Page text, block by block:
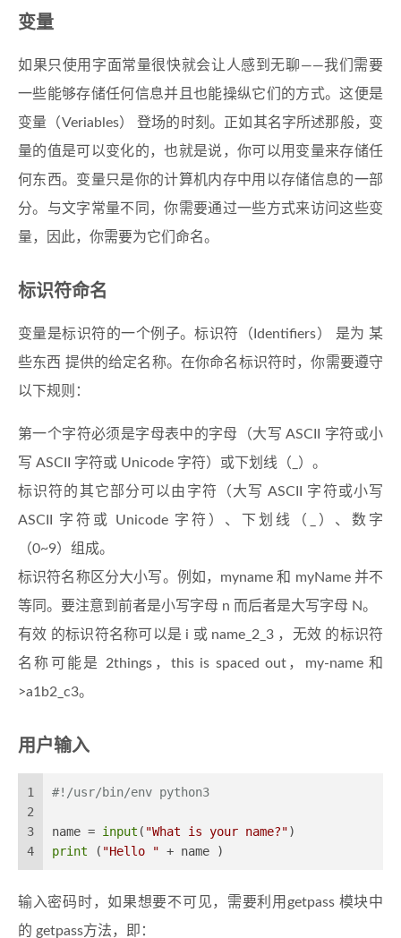
变量
如果只使用字面常量很快就会让人感到无聊——我们需要
一些能够存储任何信息并且也能操纵它们的方式。这便是
变量（Veriables） 登场的时刻。正如其名字所述那般，变
量的值是可以变化的，也就是说，你可以用变量来存储任
何东西。变量只是你的计算机内存中用以存储信息的一部
分。与文字常量不同，你需要通过一些方式来访问这些变
量，因此，你需要为它们命名。
标识符命名
变量是标识符的一个例子。标识符（Identifiers） 是为 某
些东西 提供的给定名称。在你命名标识符时，你需要遵守
以下规则：
第一个字符必须是字母表中的字母（大写 ASCII 字符或小
写 ASCII 字符或 Unicode 字符）或下划线（_）。
标识符的其它部分可以由字符（大写 ASCII 字符或小写
ASCII 字符或 Unicode 字符）、下划线（_）、数字
（0~9）组成。
标识符名称区分大小写。例如，myname 和 myName 并不
等同。要注意到前者是小写字母 n 而后者是大写字母 N。
有效 的标识符名称可以是 i 或 name_2_3 ，无效 的标识符
名称可能是 2things，this is spaced out，my-name 和
>a1b2_c3。
用户输入
1
2
3
4
#!/usr/bin/env python3
name = input ( "What is your name?")
print ( "Hello " + name )
输入密码时，如果想要不可见，需要利用getpass 模块中
的 getpass方法，即：